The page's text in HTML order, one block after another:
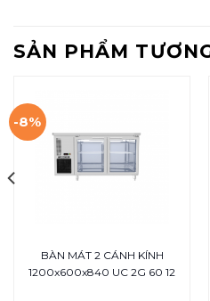
SẢN PHẨM
-8%
BÀN MÁT 2 CÁNH KÍNH
1200x600x840 UC 2G 60 12